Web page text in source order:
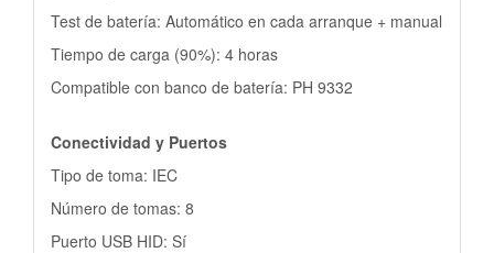
Test de batería: Automático en cada arranque + manual
Tiempo de carga (90%): 4 horas
Compatible con banco de batería: PH 9332
Conectividad y Puertos
Tipo de toma: IEC
Número de tomas: 8
Puerto USB HID: Sí